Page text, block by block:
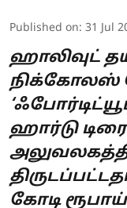
Published on: 31 Jul
ஹாலிவுட்
நிக்கோலஸ்
ஹார்டு
கோடி